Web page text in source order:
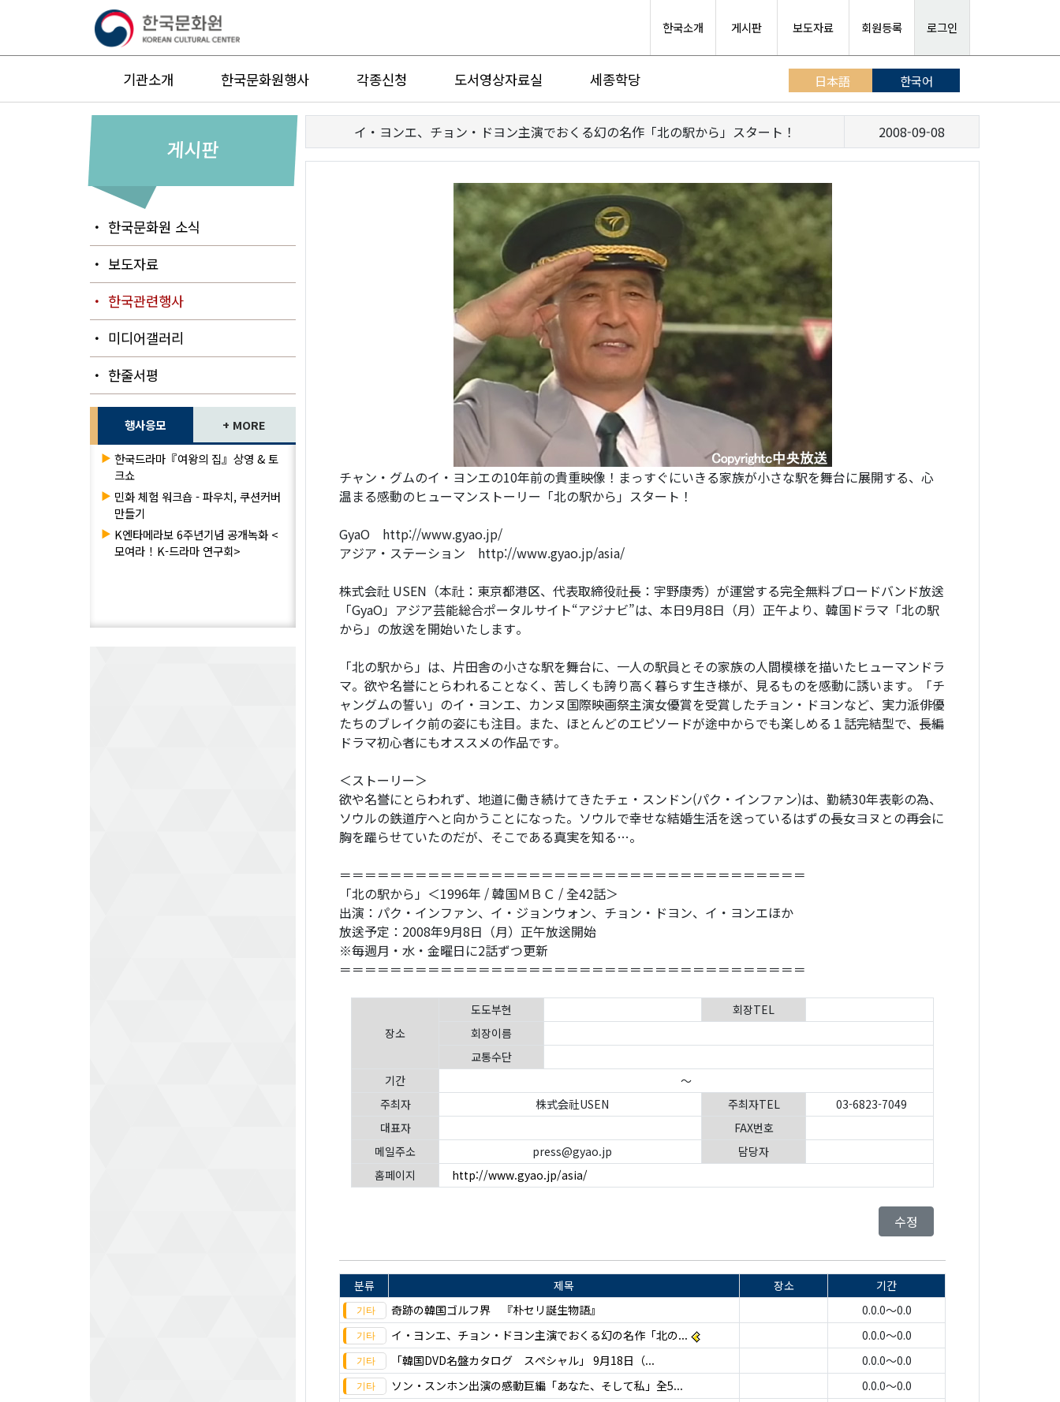
한국소개 게시판 보도자료 회원등록 로그인
기관소개 한국문화원행사 각종신청 도서영상자료실 세종학당 日本語 한국어
게시판
・ 한국문화원 소식
・ 보도자료
・ 한국관련행사
・ 미디어갤러리
・ 한줄서평
행사응모 + MORE
▶ 한국드라마『여왕의 집』상영 & 토
크쇼
▶ 민화 체험 워크숍 - 파우치, 쿠션커버
만들기
▶ K엔타메라보 6주년기념 공개녹화 <
모여라！K-드라마 연구회>
イ・ヨンエ、チョン・ドヨン主演でおくる幻の名作「北の駅から」スタート！ 2008-09-08
チャン・グムのイ・ヨンエの10年前の貴重映像！まっすぐにいきる家族が小さな駅を舞台に展開する、心
温まる感動のヒューマンストーリー「北の駅から」スタート！
GyaO http://www.gyao.jp/
アジア・ステーション http://www.gyao.jp/asia/
株式会社 USEN（本社：東京都港区、代表取締役社長：宇野康秀）が運営する完全無料ブロードバンド放送
「GyaO」アジア芸能総合ポータルサイト“アジナビ”は、本日9月8日（月）正午より、韓国ドラマ「北の駅
から」の放送を開始いたします。
「北の駅から」は、片田舎の小さな駅を舞台に、一人の駅員とその家族の人間模様を描いたヒューマンドラ
マ。欲や名誉にとらわれることなく、苦しくも誇り高く暮らす生き様が、見るものを感動に誘います。「チ
ャングムの誓い」のイ・ヨンエ、カンヌ国際映画祭主演女優賞を受賞したチョン・ドヨンなど、実力派俳優
たちのブレイク前の姿にも注目。また、ほとんどのエピソードが途中からでも楽しめる１話完結型で、長編
ドラマ初心者にもオススメの作品です。
＜ストーリー＞
欲や名誉にとらわれず、地道に働き続けてきたチェ・スンドン(パク・インファン)は、勤続30年表彰の為、
ソウルの鉄道庁へと向かうことになった。ソウルで幸せな結婚生活を送っているはずの長女ヨヌとの再会に
胸を躍らせていたのだが、そこである真実を知る…。
＝＝＝＝＝＝＝＝＝＝＝＝＝＝＝＝＝＝＝＝＝＝＝＝＝＝＝＝＝＝＝＝＝＝＝＝＝
「北の駅から」＜1996年 / 韓国ＭＢＣ / 全42話＞
出演：パク・インファン、イ・ジョンウォン、チョン・ドヨン、イ・ヨンエほか
放送予定：2008年9月8日（月）正午放送開始
※毎週月・水・金曜日に2話ずつ更新
＝＝＝＝＝＝＝＝＝＝＝＝＝＝＝＝＝＝＝＝＝＝＝＝＝＝＝＝＝＝＝＝＝＝＝＝＝
장소
도도부현
회장TEL
회장이름
교통수단
기간
～
주최자
株式会社USEN 주최자TEL
03-6823-7049
대표자
FAX번호
메일주소
press@gyao.jp
담당자
홈페이지
http://www.gyao.jp/asia/
수정
분류 제목 장소
기간
奇跡の韓国ゴルフ界 『朴セリ誕生物語』
0.0.0～0.0
イ・ヨンエ、チョン・ドヨン主演でおくる幻の名作「北の...
0.0.0～0.0
「韓国DVD名盤カタログ スペシャル」 9月18日（...
0.0.0～0.0
ソン・スンホン出演の感動巨編「あなた、そして私」全5...
0.0.0～0.0